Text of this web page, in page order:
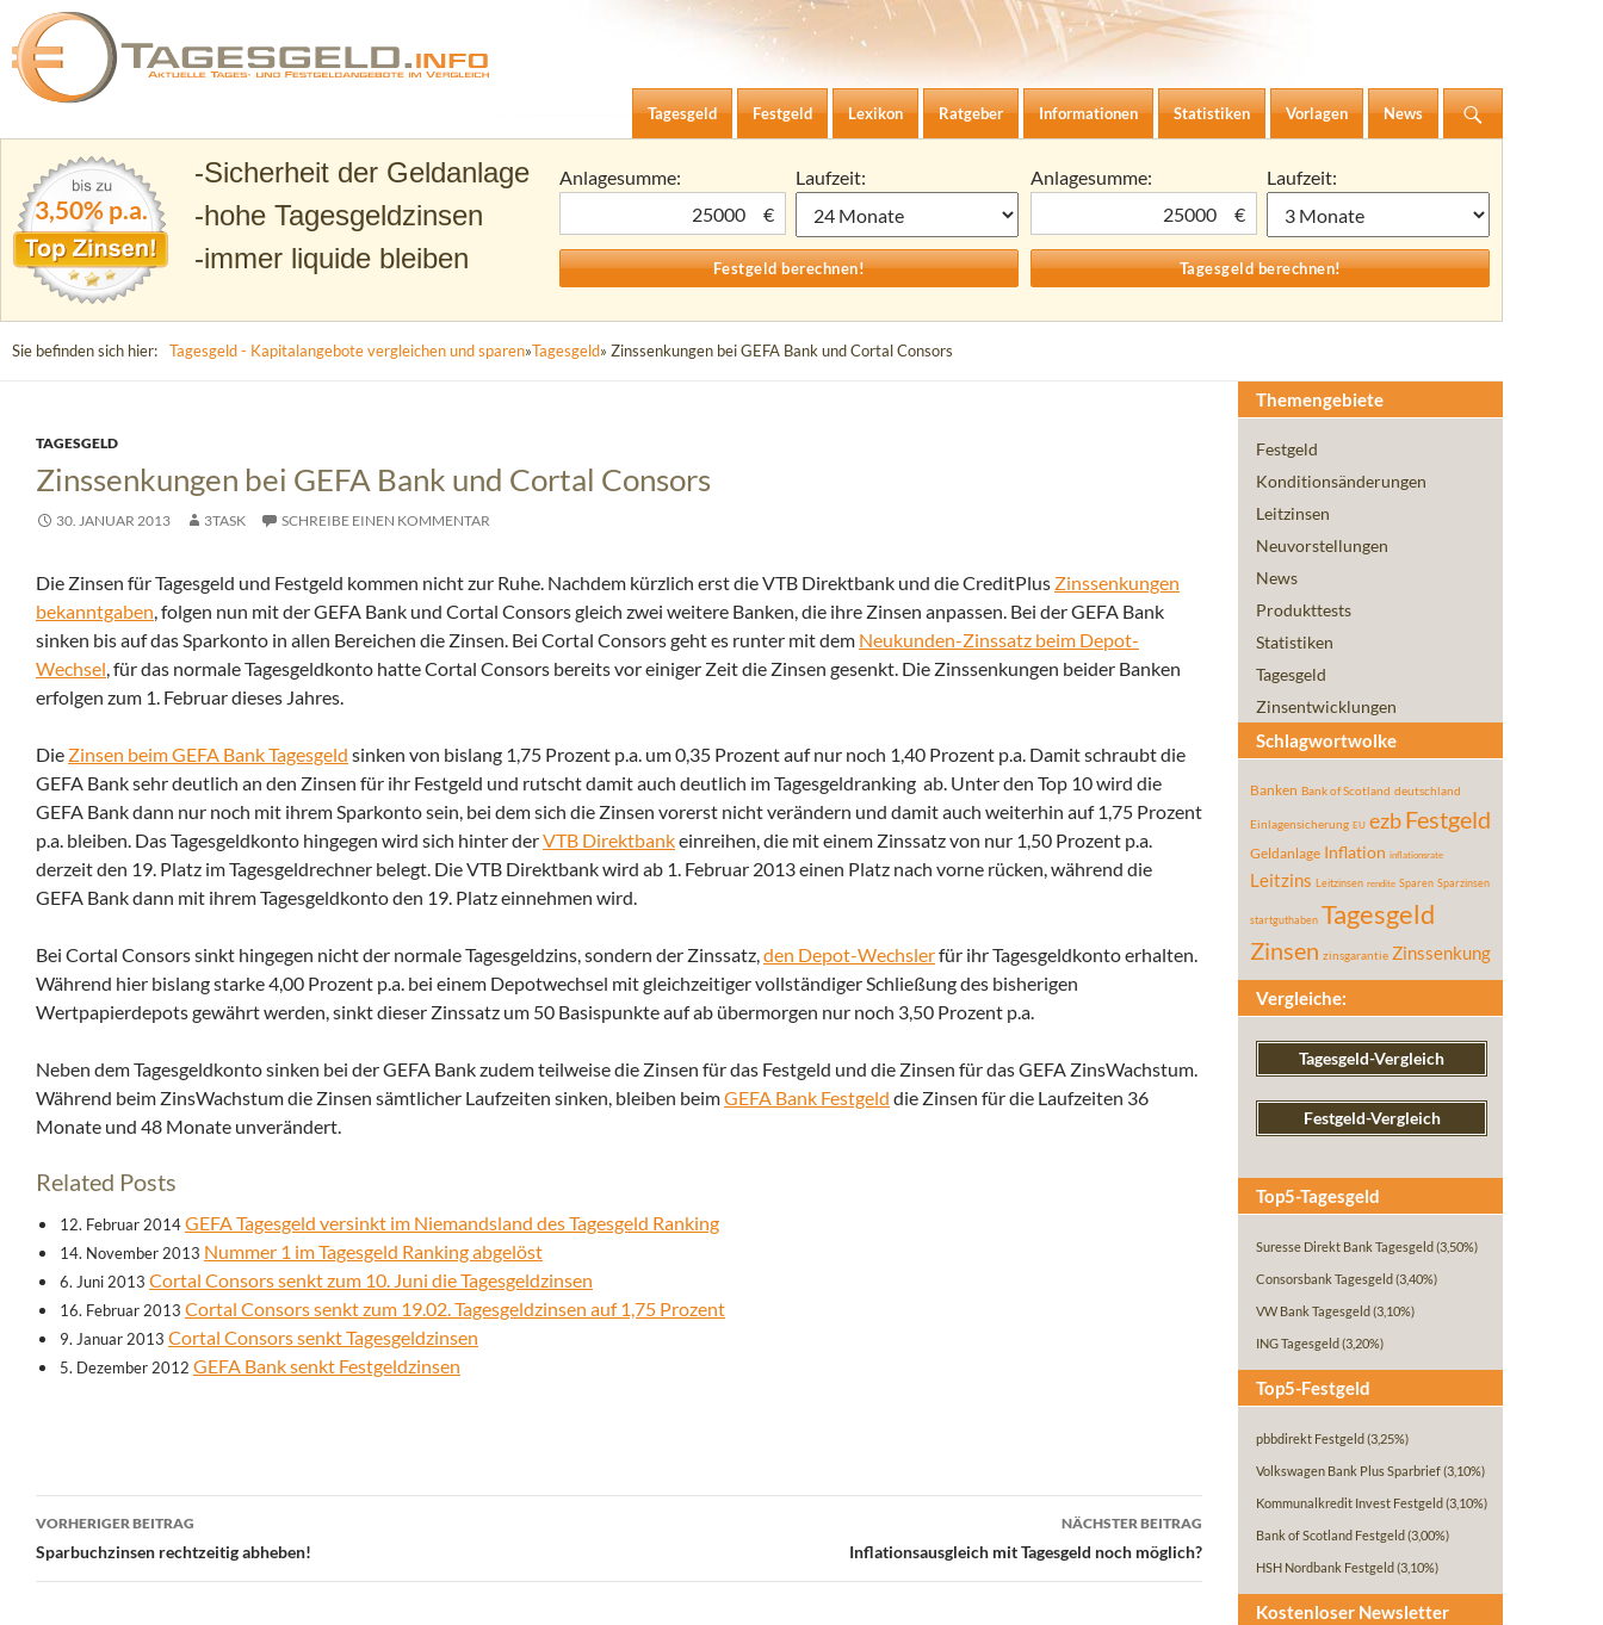
Tagesgeld.info – Tagesgeldkonten vergleichen und Tagesgeld-Zinsen berechnen
Zum Inhalt springen
Tagesgeld
Festgeld Lexikon Ratgeber Informationen Statistiken Vorlagen News
3,50% p.a.
Sicherheit der Geldanlage
hohe Tagesgeldzinsen
immer liquide bleiben
Anlagesumme:
€
Laufzeit:
Anlagesumme:
€
Laufzeit:
Sie befinden sich hier: Tagesgeld - Kapitalangebote vergleichen und sparen»Tagesgeld» Zinssenkungen bei GEFA Bank und Cortal Consors
TAGESGELD
Zinssenkungen bei GEFA Bank und Cortal Consors
30. JANUAR 2013 3TASK SCHREIBE EINEN KOMMENTAR
Die Zinsen für Tagesgeld und Festgeld kommen nicht zur Ruhe. Nachdem kürzlich erst die VTB Direktbank und die CreditPlus Zinssenkungen
bekanntgaben, folgen nun mit der GEFA Bank und Cortal Consors gleich zwei weitere Banken, die ihre Zinsen anpassen. Bei der GEFA Bank
sinken bis auf das Sparkonto in allen Bereichen die Zinsen. Bei Cortal Consors geht es runter mit dem Neukunden-Zinssatz beim Depot-
Wechsel, für das normale Tagesgeldkonto hatte Cortal Consors bereits vor einiger Zeit die Zinsen gesenkt. Die Zinssenkungen beider Banken
erfolgen zum 1. Februar dieses Jahres.
Die Zinsen beim GEFA Bank Tagesgeld sinken von bislang 1,75 Prozent p.a. um 0,35 Prozent auf nur noch 1,40 Prozent p.a. Damit schraubt die
GEFA Bank sehr deutlich an den Zinsen für ihr Festgeld und rutscht damit auch deutlich im Tagesgeldranking ab. Unter den Top 10 wird die
GEFA Bank dann nur noch mit ihrem Sparkonto sein, bei dem sich die Zinsen vorerst nicht verändern und damit auch weiterhin auf 1,75 Prozent
p.a. bleiben. Das Tagesgeldkonto hingegen wird sich hinter derVTB Direktbankeinreihen, die mit einem Zinssatz von nur 1,50 Prozent p.a.
derzeit den 19. Platz im Tagesgeldrechner belegt. Die VTB Direktbank wird ab 1. Februar 2013 einen Platz nach vorne rücken, während die
GEFA Bank dann mit ihrem Tagesgeldkonto den 19. Platz einnehmen wird.
Bei Cortal Consors sinkt hingegen nicht der normale Tagesgeldzins, sondern der Zinssatz,den Depot-Wechslerfür ihr Tagesgeldkonto erhalten.
Während hier bislang starke 4,00 Prozent p.a. bei einem Depotwechsel mit gleichzeitiger vollständiger Schließung des bisherigen
Wertpapierdepots gewährt werden, sinkt dieser Zinssatz um 50 Basispunkte auf ab übermorgen nur noch 3,50 Prozent p.a.
Neben dem Tagesgeldkonto sinken bei der GEFA Bank zudem teilweise die Zinsen für das Festgeld und die Zinsen für das GEFA ZinsWachstum.
Während beim ZinsWachstum die Zinsen sämtlicher Laufzeiten sinken, bleiben beimGEFA Bank Festgeld die Zinsen für die Laufzeiten 36
Monate und 48 Monate unverändert.
Related Posts
12. Februar 2014GEFA Tagesgeld versinkt im Niemandsland des Tagesgeld Ranking
14. November 2013 Nummer 1 im Tagesgeld Ranking abgelöst
6. Juni 2013 Cortal Consors senkt zum 10. Juni die Tagesgeldzinsen
16. Februar 2013 Cortal Consors senkt zum 19.02. Tagesgeldzinsen auf 1,75 Prozent
9. Januar 2013 Cortal Consors senkt Tagesgeldzinsen
5. Dezember 2012 GEFA Bank senkt Festgeldzinsen
Beitrags-
Navigation
VORHERIGER BEITRAG
Sparbuchzinsen rechtzeitig abheben!
NÄCHSTER BEITRAG
Inflationsausgleich mit Tagesgeld noch möglich?
Themengebiete
Festgeld
Konditionsänderungen
Leitzinsen
Neuvorstellungen
News
Produkttests
Statistiken
Tagesgeld
Zinsentwicklungen
Schlagwortwolke
Banken Bank of Scotland deutschland
Einlagensicherung EU ezbFestgeld
Geldanlage Inflation inflationsrate
Leitzins Leitzinsen rendite Sparen Sparzinsen
startguthaben Tagesgeld
Zinsen zinsgarantie Zinssenkung
Vergleiche:
Tagesgeld-Vergleich
Festgeld-Vergleich
Top5-Tagesgeld
Suresse Direkt Bank Tagesgeld (3,50%)
Consorsbank Tagesgeld (3,40%)
VW Bank Tagesgeld (3,10%)
ING Tagesgeld (3,20%)
Top5-Festgeld
pbbdirekt Festgeld (3,25%)
Volkswagen Bank Plus Sparbrief(3,10%)
Kommunalkredit Invest Festgeld (3,10%)
Bank of Scotland Festgeld (3,00%)
HSH Nordbank Festgeld (3,10%)
Kostenloser Newsletter